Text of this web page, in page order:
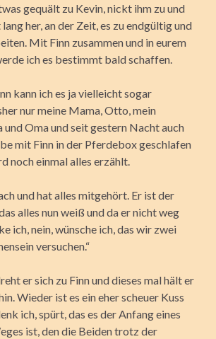
gequält zu Kevin, nickt ihm zu und
lang her, an der Zeit, es zu endgültig und
Mit Finn zusammen und in eurem
ich es bestimmt bald schaffen.
kann ich es ja vielleicht sogar
nur meine Mama, Otto, mein
und Oma und seit gestern Nacht auch
mit Finn in der Pferdebox geschlafen
noch einmal alles erzählt.
und hat alles mitgehört. Er ist der
alles nun weiß und da er nicht weg
ich, nein, wünsche ich, das wir zwei
versuchen.“
er sich zu Finn und dieses mal hält er
Wieder ist es ein eher scheuer Kuss
ich, spürt, das es der Anfang eines
ist, den die Beiden trotz der